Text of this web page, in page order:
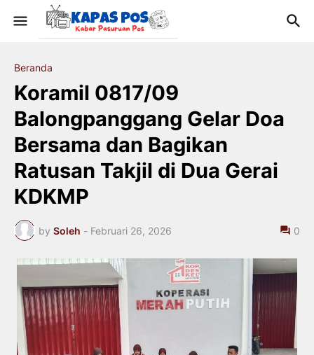
Beranda
Koramil 0817/09
Balongpanggang Gelar Doa
Bersama dan Bagikan
Ratusan Takjil di Dua Gerai
KDKMP
by Soleh - Februari 26, 2026 0